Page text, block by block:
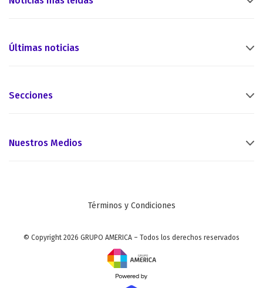
Últimas noticias
Secciones
Nuestros Medios
Términos y Condiciones
© Copyright 2026 GRUPO AMERICA – Todos los derechos reservados